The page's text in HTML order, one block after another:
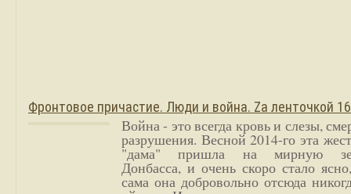
Фронтовое причастие. Люди и война. Zа ленточкой
Война - это всегда кровь и слезы,
разрушения. Весной 2014-го эта
"дама" пришла на мирную
Донбасса, и очень скоро стало
сама она добровольно отсюда